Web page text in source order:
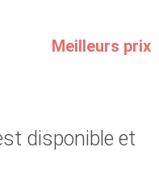
Meilleurs prix
disponible et